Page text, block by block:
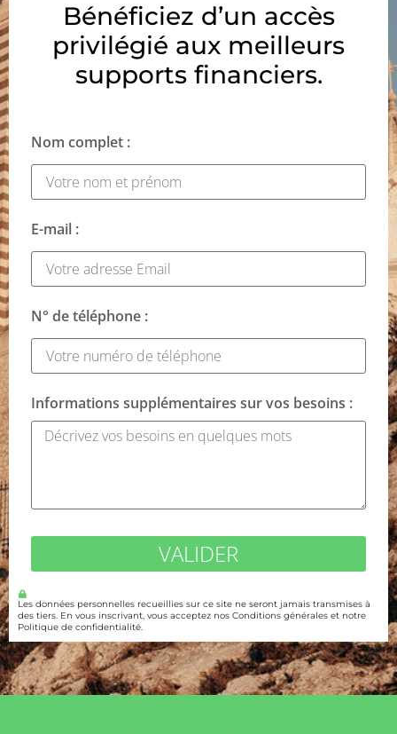
Bénéficiez d’un accès
privilégié aux meilleurs
supports financiers.
Nom complet :
E-mail :
N° de téléphone :
Informations supplémentaires sur vos besoins :
VALIDER
Les données personnelles recueillies sur ce site ne seront jamais transmises à
des tiers. En vous inscrivant, vous acceptez nos Conditions générales et notre
Politique de confidentialité.